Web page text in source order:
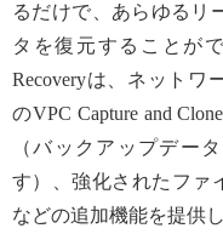
るだけで、あらゆるリ
タを復元することが
Recoveryは、ネットワ
のVPC Capture and
（バックアップデー
す）、強化されたファ
などの追加機能を提供し